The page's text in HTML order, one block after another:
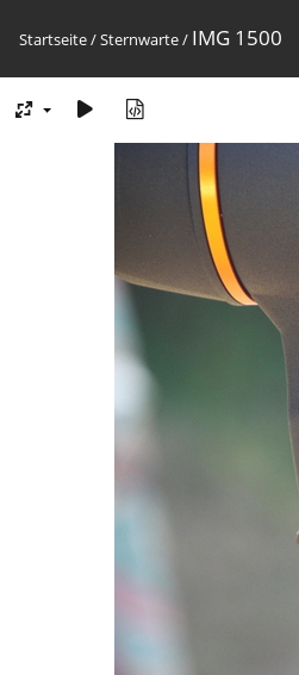
Startseite/Sternwarte/ IMG 1500